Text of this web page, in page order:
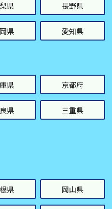
県 長野県
県 愛知県
県 京都府
県 三重県
県 岡山県